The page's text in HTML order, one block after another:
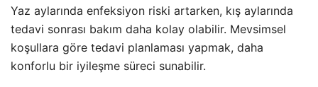
Yaz aylarında enfeksiyon riski artarken, kış aylarında
tedavi sonrası bakım daha kolay olabilir. Mevsimsel
koşullara göre tedavi planlaması yapmak, daha
konforlu bir iyileşme süreci sunabilir.